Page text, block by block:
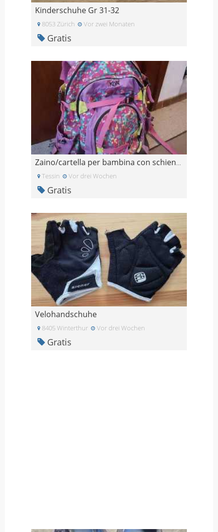
Kinderschuhe Gr 31-32
8053 Zürich Vor zwei Monaten
Gratis
Zaino/cartella per bambina con schienale regolabil
Tessin Vor drei Wochen
Gratis
Velohandschuhe
8405 Winterthur Vor drei Wochen
Gratis